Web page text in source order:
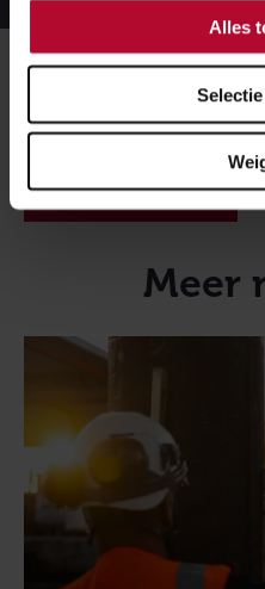
Alles
Meer over:
Vught Verdiepte
Toegankelijkheid
Meer